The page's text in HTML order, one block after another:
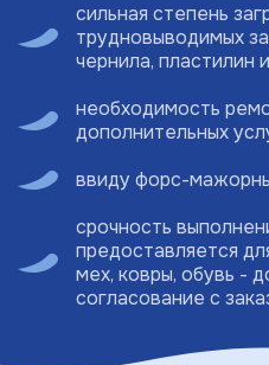
сильная степень
трудновыводимых
чернила, пластилин
необходимость
дополнительных
ввиду форс-
срочность
предоставляется
мех, ковры, обувь -
согласование с